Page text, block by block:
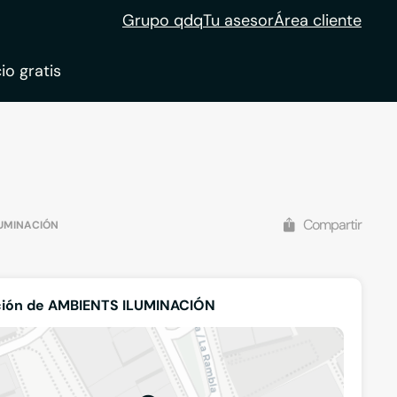
Grupo qdqTu asesorÁrea cliente
gratis
Compartir
de AMBIENTS ILUMINACIÓN